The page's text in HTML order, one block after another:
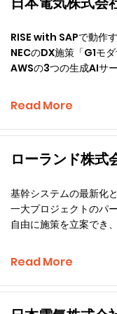
RISE with SAPで動作
NECのDX施策「G1モ
AWSの3つの生成AIサ
Read More
ローランド株式
基幹システムの最新化
一大プロジェクトのパ
自由に施策を立案でき
Read More